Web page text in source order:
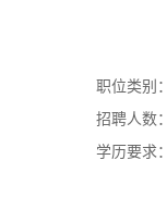
职位类别：
招聘人数：
学历要求：